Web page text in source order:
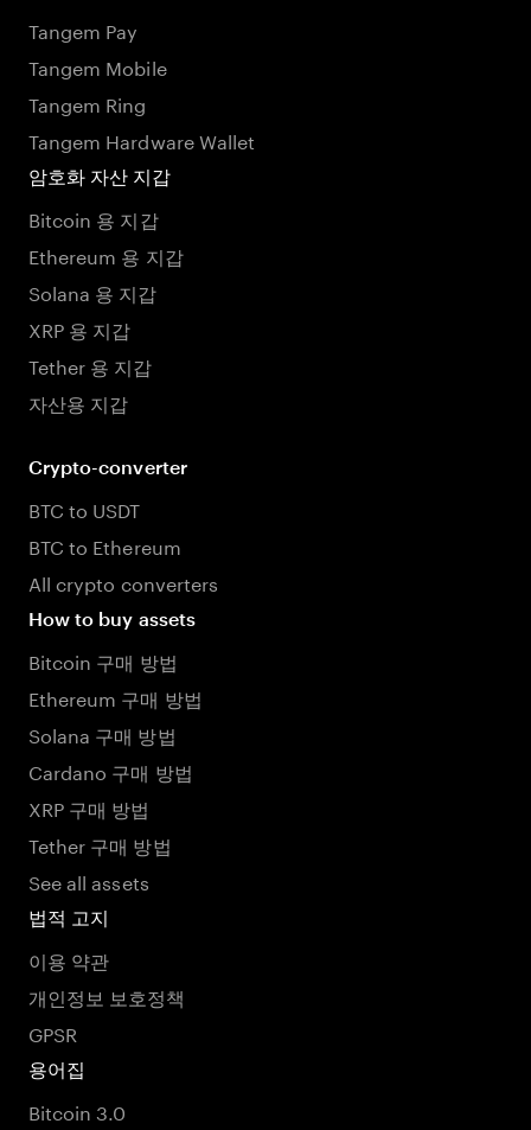
Tangem Pay
Tangem Mobile
Tangem Ring
Tangem Hardware Wallet
암호화 자산 지갑
Bitcoin 용 지갑
Ethereum 용 지갑
Solana 용 지갑
XRP 용 지갑
Tether 용 지갑
자산용 지갑
Crypto-converter
BTC to USDT
BTC to Ethereum
All crypto converters
How to buy assets
Bitcoin 구매 방법
Ethereum 구매 방법
Solana 구매 방법
Cardano 구매 방법
XRP 구매 방법
Tether 구매 방법
See all assets
법적 고지
이용 약관
개인정보 보호정책
GPSR
용어집
Bitcoin 3.0